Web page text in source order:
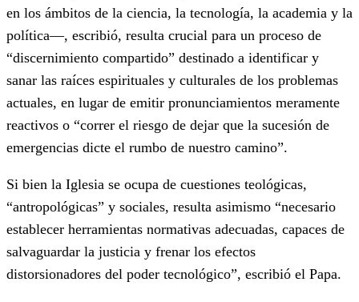
en los ámbitos de la ciencia, la tecnología, la academia y la
política—, escribió, resulta crucial para un proceso de
“discernimiento compartido” destinado a identificar y
sanar las raíces espirituales y culturales de los problemas
actuales, en lugar de emitir pronunciamientos meramente
reactivos o “correr el riesgo de dejar que la sucesión de
emergencias dicte el rumbo de nuestro camino”.
Si bien la Iglesia se ocupa de cuestiones teológicas,
“antropológicas” y sociales, resulta asimismo “necesario
establecer herramientas normativas adecuadas, capaces de
salvaguardar la justicia y frenar los efectos
distorsionadores del poder tecnológico”, escribió el Papa.